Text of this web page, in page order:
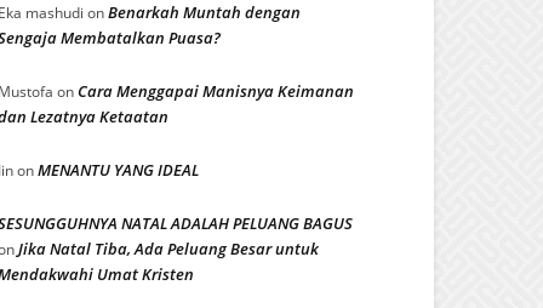
mashudi onBenarkah Muntah dengan
Membatalkan Puasa?
onCara Menggapai Manisnya Keimanan
Lezatnya Ketaatan
onMENANTU YANG IDEAL
NATAL ADALAH PELUANG BAGUS
Jika Natal Tiba, Ada Peluang Besar untuk
Umat Kristen